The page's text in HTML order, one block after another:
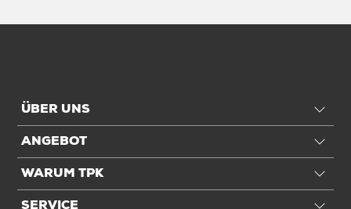
ÜBER UNS
ANGEBOT
WARUM TPK
SERVICE